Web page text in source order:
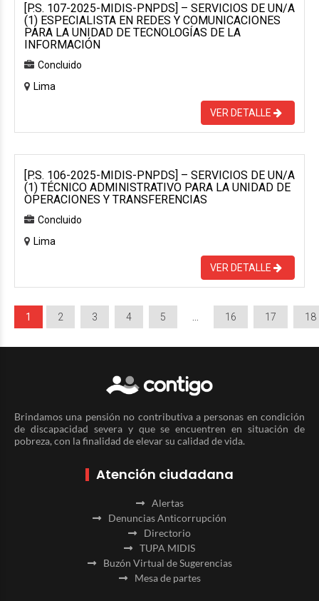
[P.S. 107-2025-MIDIS-PNPDS] – SERVICIOS DE UN/A
(1) ESPECIALISTA EN REDES Y COMUNICACIONES
PARA LA UNIDAD DE TECNOLOGÍAS DE LA
INFORMACIÓN
Concluido
Lima
VER DETALLE
[P.S. 106-2025-MIDIS-PNPDS] – SERVICIOS DE UN/A
(1) TÉCNICO ADMINISTRATIVO PARA LA UNIDAD DE
OPERACIONES Y TRANSFERENCIAS
Concluido
Lima
VER DETALLE
1 2 3 4 5 16 17 18
Brindamos una pensión no contributiva a personas en condición
de discapacidad severa y que se encuentren en situación de
pobreza, con la finalidad de elevar su calidad de vida.
Atención ciudadana
Alertas
Denuncias Anticorrupción
Directorio
TUPA MIDIS
Buzón Virtual de Sugerencias
Mesa de partes